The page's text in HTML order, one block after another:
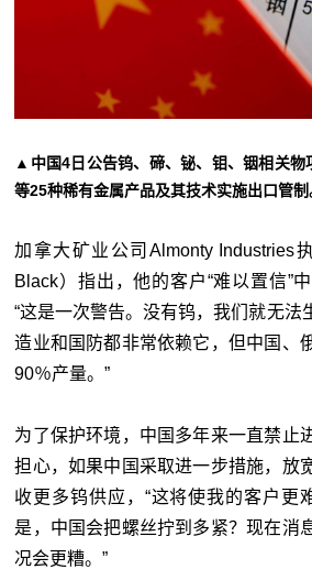
▲中国4日公告钨、碲、铋、钼、铟相关物
等25种稀有金属产品及其技术实施出口管制
加拿大矿业公司Almonty Industries
Black）指出，他的客户“难以置信”
“这是一次警告。没有钨，我们就无法
造业和国防都非常依赖它，但中国、
90％产量。”
为了保护环境，中国多年来一直禁止
担心，如果中国采取进一步措施，放
收更多钨供应，“这将使我的客户更
是，中国会把螺丝拧到多紧？现在消
况会更糟。”